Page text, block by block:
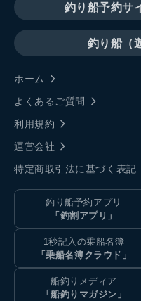
釣り船予約サ
釣り船（
ホーム
よくあるご質問
利用規約
運営会社
特定商取引法に基づく表記
釣り船予約アプリ
「釣割アプリ」
1秒記入の乗船名簿
「乗船名簿クラウド」
船釣りメディア
「船釣りマガジン」